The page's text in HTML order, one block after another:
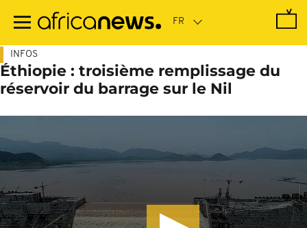
contenu
INFOS
Éthiopie : troisième remplissage du
réservoir du barrage sur le Nil